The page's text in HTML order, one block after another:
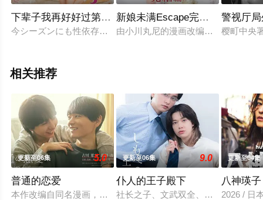
下辈子我再好好过第三季
今シーズンにも性依存系女子の主人公?大森桃江役で内田が出
新娘未满Escape完结篇
由小川丸尼的漫画改编的真人版《新
警视厅
樱町中央
相关推荐
更新至06集 5.0
普通的恋爱
本作改编自同名漫画，是一部以处于上下级关系的文原一良与东
更新至06集 9.0
仆人的王子殿下
社长之子、文武双全、校内站在金字
更新至04集
八神瑛
2026 / 日